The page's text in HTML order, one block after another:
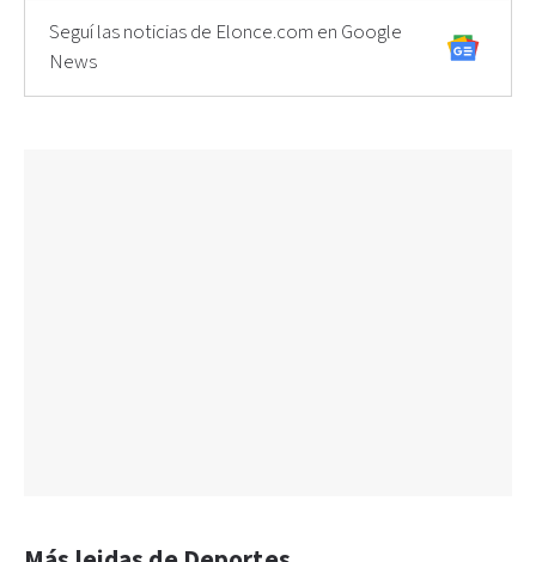
Seguí las noticias de Elonce.com en Google
News